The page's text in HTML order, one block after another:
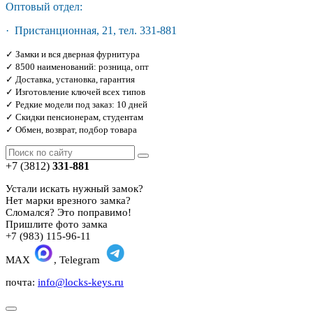
Оптовый отдел:
· Пристанционная, 21, тел. 331-881
✓ Замки и вся дверная фурнитура
✓ 8500 наименований: розница, опт
✓ Доставка, установка, гарантия
✓ Изготовление ключей всех типов
✓ Редкие модели под заказ: 10 дней
✓ Скидки пенсионерам, студентам
✓ Обмен, возврат, подбор товара
+7 (3812) 331-881
Устали искать нужный замок?
Нет марки врезного замка?
Сломался? Это поправимо!
Пришлите фото замка
+7 (983) 115-96-11
MAX
, Telegram
почта: info@locks-keys.ru